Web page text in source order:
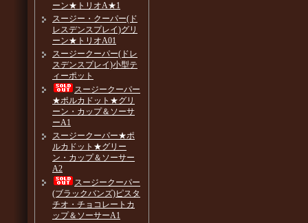
ーン★トリオA★1
スージー・クーパー(ド
レスデンスプレイ)グリ
ーン★トリオA01
スージークーパー(ドレ
スデンスプレイ)小型テ
ィーポット
スージークーパー
★ポルカドット★グリ
ーン・カップ＆ソーサ
ーA1
スージークーパー★ポ
ルカドット★グリー
ン・カップ＆ソーサー
A2
スージークーパー
(ブラックバンズ)ピスタ
チオ・チョコレートカ
ップ＆ソーサーA1